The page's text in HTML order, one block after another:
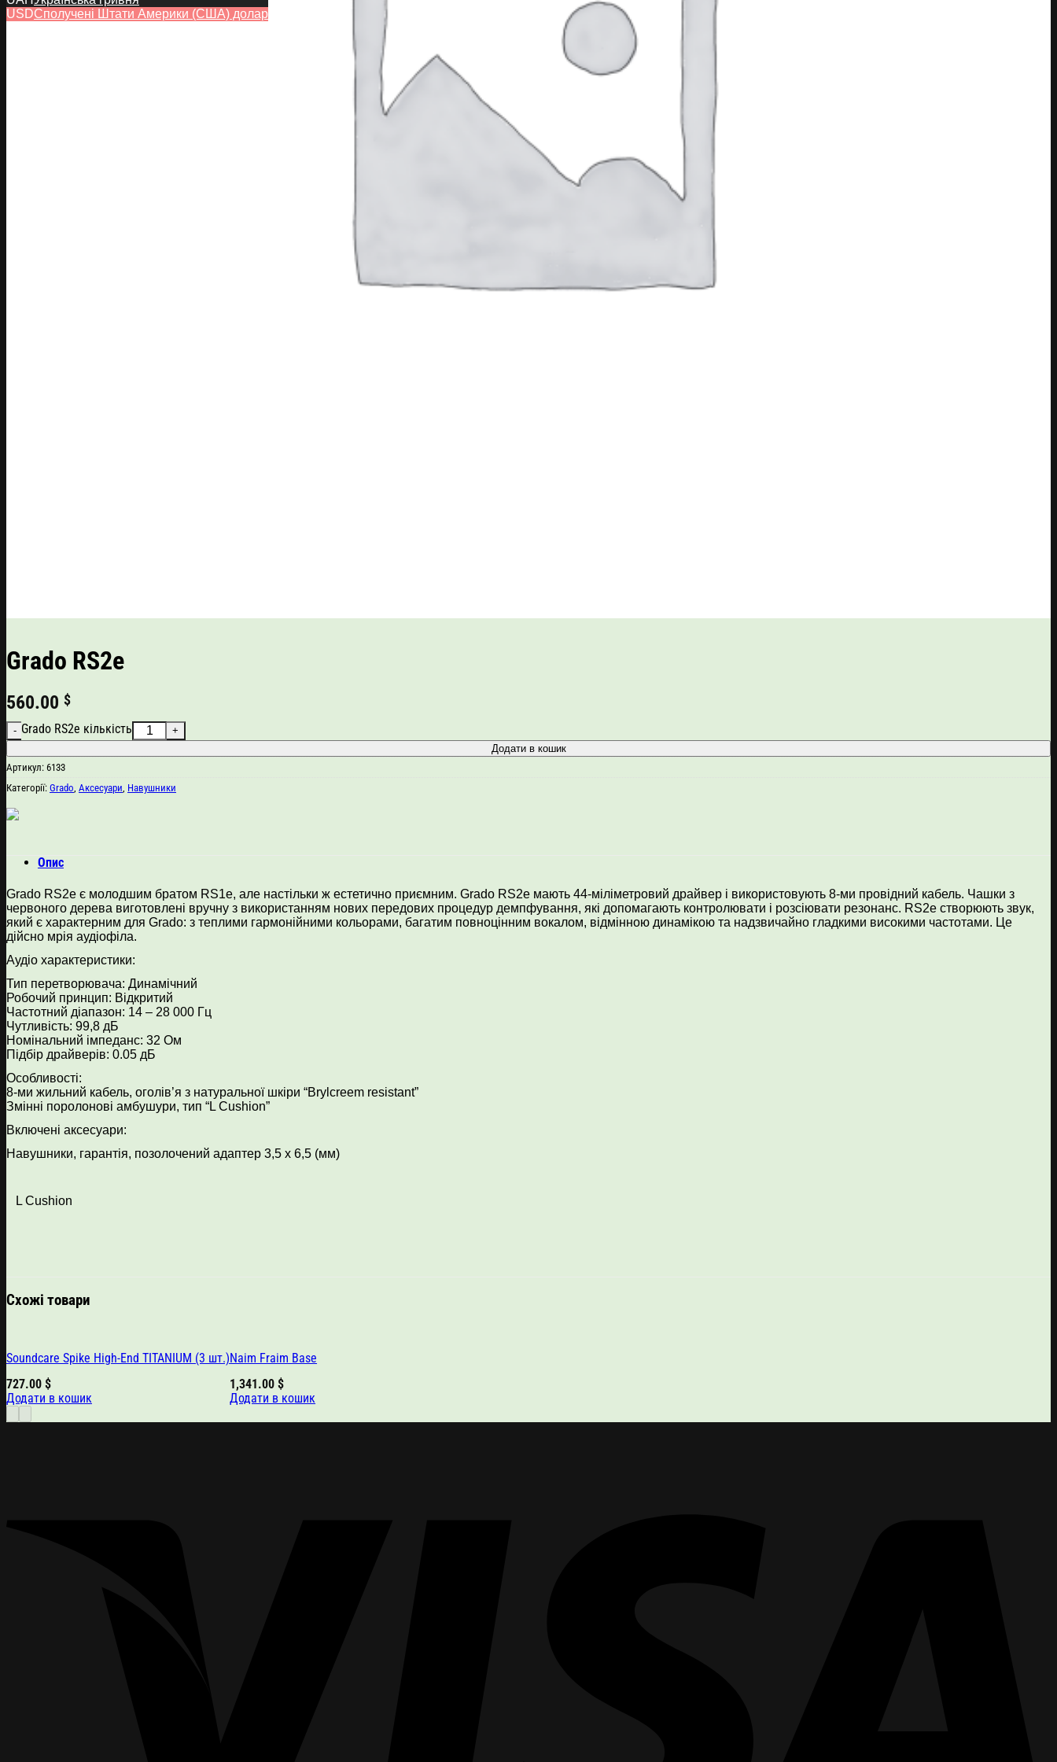
Grado RS2e
560.00 $
Grado RS2e кількість
Додати в кошик
Артикул: 6133
Категорії: Grado Аксесуари Навушники
Опис
Grado RS2e є молодшим братом RS1e, але настільки ж естетично приємним. Grado RS2e мають 44-міліметровий драйвер і використовують 8-ми провідний кабель. Чашки з
червоного дерева виготовлені вручну з використанням нових передових процедур демпфування, які допомагають контролювати і розсіювати резонанс. RS2e створюють звук,
який є характерним для Grado: з теплими гармонійними кольорами, багатим повноцінним вокалом, відмінною динамікою та надзвичайно гладкими високими частотами. Це
дійсно мрія аудіофіла.
Аудіо характеристики:
Тип перетворювача: Динамічний
Робочий принцип: Відкритий
Частотний діапазон: 14 – 28 000 Гц
Чутливість: 99,8 дБ
Номінальний імпеданс: 32 Ом
Підбір драйверів: 0.05 дБ
Особливості:
8-ми жильний кабель, оголів’я з натуральної шкіри “Brylcreem resistant”
Змінні поролонові амбушури, тип “L Cushion”
Включені аксесуари:
Навушники, гарантія, позолочений адаптер 3,5 х 6,5 (мм)
L Cushion
Схожі товари
Soundcare Spike High-End TITANIUM (3 шт.)
727.00 $
Додати в кошик
Naim Fraim Base
1,341.00$
Додати в кошик
USDСполучені Штати Америки (США) долар